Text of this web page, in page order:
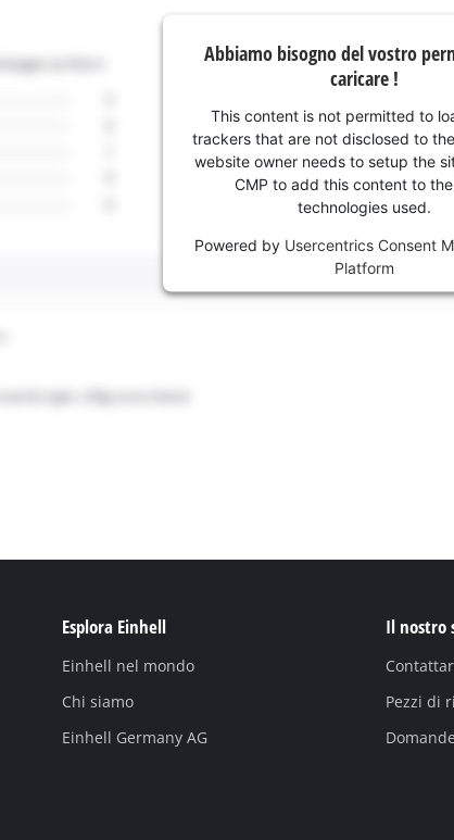
Abbiamo bisogno del vostro
caricare !
This content is not permitted to
trackers that are not disclosed to
website owner needs to setup the
CMP to add this content to
technologies used.
Powered by Usercentrics Consent
Platform
Esplora Einhell
Einhell nel mondo
Chi siamo
Einhell Germany AG
Il nostro
Pezzi di